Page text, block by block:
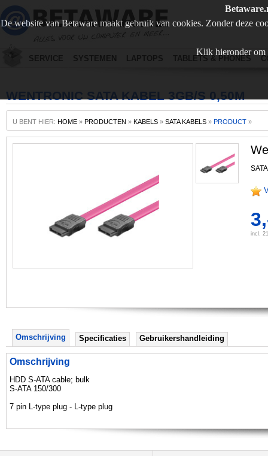
De website van Betaware maakt gebruik van cookies. Zonder deze
Klik hieronder om
SERVICE SYSTEMEN LAPTOPS TABLETS & PHONES
WENTRONIC SATA KABEL 3GB/S 0,50M
U BENT HIER: HOME » PRODUCTEN » KABELS » SATA KABELS » PRODUCT »
incl.
Omschrijving Specificaties Gebruikershandleiding
Omschrijving
HDD S-ATA cable; bulk
S-ATA 150/300
7 pin L-type plug - L-type plug